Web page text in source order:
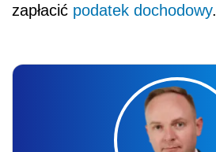
zapłacić podatek dochodowy.